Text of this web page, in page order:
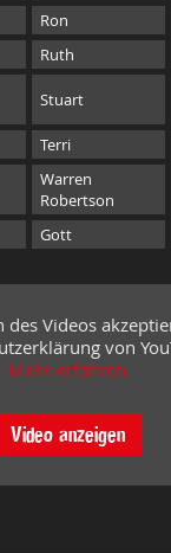
Ron
Ruth
Stuart
Terri
Warren
Robertson
Gott
des Videos
von
Mehr erfahren
Video anzeigen